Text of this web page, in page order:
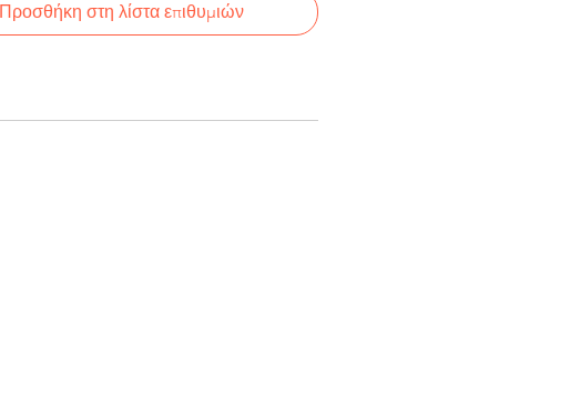
Προσθήκη στη λίστα επιθυμιών